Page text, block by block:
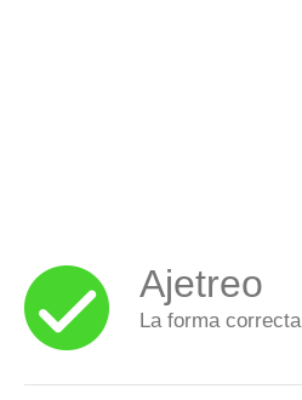
Ajetreo
La forma correcta